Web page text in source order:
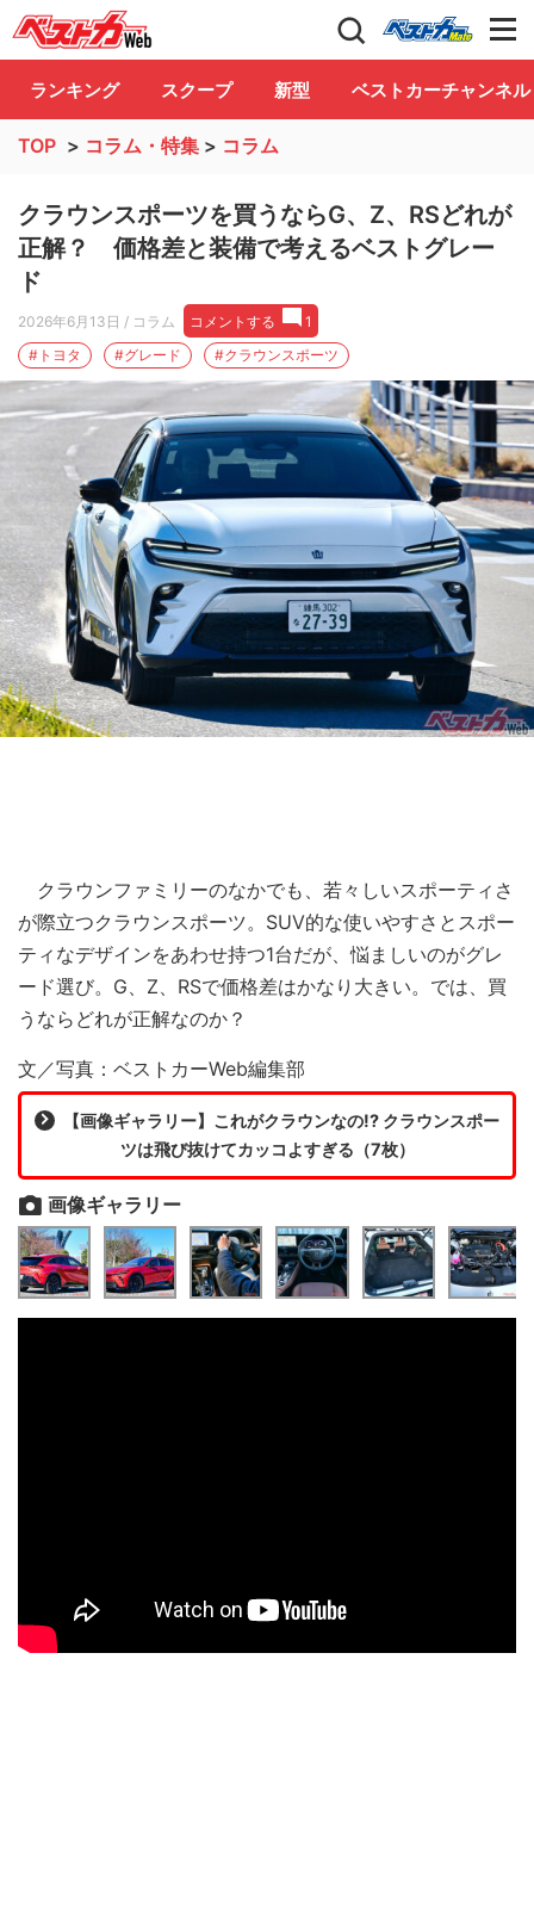
自動車情報誌「ベストカー」 Club
ランキング スクープ 新型 ベストカーチャンネル
TOP > コラム・特集 > コラム
クラウンスポーツを買うならG、Z、RSどれが
正解？ 価格差と装備で考えるベストグレー
ド
2026年6月13日 / コラム コメントする
1
#トヨタ
#グレード #クラウンスポーツ
クラウンファミリーのなかでも、若々しいスポーティさ
が際立つクラウンスポーツ。SUV的な使いやすさとスポー
ティなデザインをあわせ持つ1台だが、悩ましいのがグレ
ード選び。G、Z、RSで価格差はかなり大きい。では、買
うならどれが正解なのか？
文／写真：ベストカーWeb編集部
【画像ギャラリー】これがクラウンなの!? クラウンスポー
ツは飛び抜けてカッコよすぎる（7枚）
画像ギャラリー